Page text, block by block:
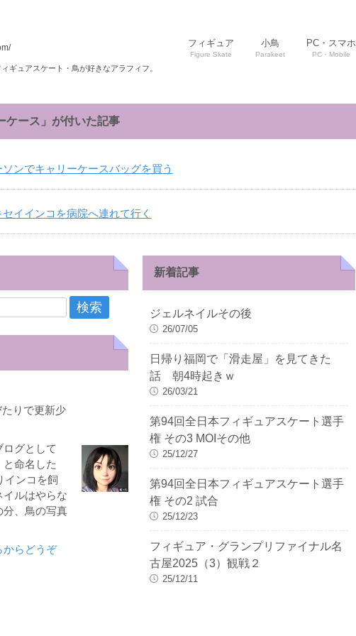
ギュアスケート・鳥が好きなアラフィフ。
フィギュア
Figure Skate
小鳥
Parakeet
PC・スマホ
PC・Mobile
ケース」が付いた記事
ソンでキャリーケースバッグを買う
セイインコを病院へ連れて行く
りで更新少
ログとして
と命名した
インコを飼
イルはやらな
分、鳥の写真
からどうぞ
新着記事
ジェルネイルその後
26/07/05
日帰り福岡で「滑走屋」を見てきた
話 朝4時起きｗ
26/03/21
第94回全日本フィギュアスケート選手
権 その3 MOIその他
25/12/27
第94回全日本フィギュアスケート選手
権 その2 試合
25/12/23
フィギュア・グランプリファイナル名
古屋2025（3）観戦２
25/12/11